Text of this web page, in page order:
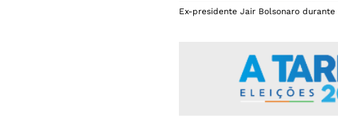
Ex-presidente Jair Bolsonaro